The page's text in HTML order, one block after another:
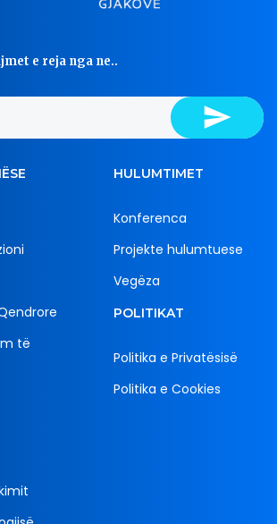
e reja nga ne..
të
HULUMTIMET
Konferenca
Projekte hulumtuese
Vegëza
POLITIKAT
Politika e Privatësisë
Politika e Cookies